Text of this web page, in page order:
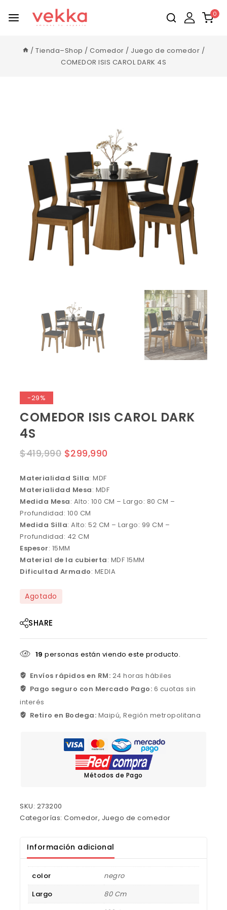
0
/ Tienda–Shop / Comedor / Juego de comedor /
COMEDOR ISIS CAROL DARK 4S
-29%
COMEDOR ISIS CAROL DARK
4S
$419,990 $299,990
Materialidad Silla: MDF
Materialidad Mesa: MDF
Medida Mesa: Alto: 100 CM – Largo: 80 CM –
Profundidad: 100 CM
Medida Silla: Alto: 52 CM – Largo: 99 CM –
Profundidad: 42 CM
Espesor: 15MM
Material de la cubierta: MDF 15MM
Dificultad Armado: MEDIA
Agotado
SHARE
19 personas están viendo este producto.
Envíos rápidos en RM: 24 horas hábiles
Pago seguro con Mercado Pago: 6 cuotas sin
interés
Retiro en Bodega: Maipú, Región metropolitana
Métodos de Pago
SKU: 273200
Categorías: Comedor, Juego de comedor
Información adicional
color
negro
Largo
80 Cm